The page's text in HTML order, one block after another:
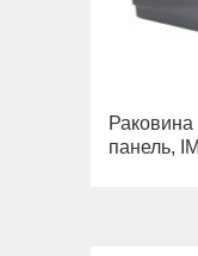
панель,